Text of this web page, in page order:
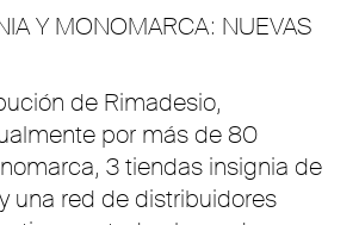
Y MONOMARCA: NUEVAS
de Rimadesio,
por más de 80
3 tiendas insignia de
una red de distribuidores